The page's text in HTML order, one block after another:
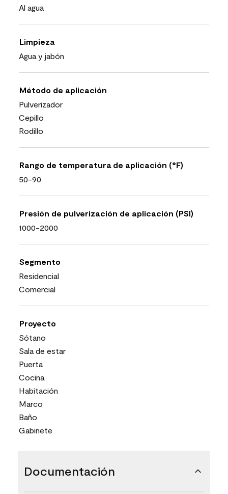
Al agua
Limpieza
Agua y jabón
Método de aplicación
Pulverizador
Cepillo
Rodillo
Rango de temperatura de aplicación (°F)
50-90
Presión de pulverización de aplicación (PSI)
1000-2000
Segmento
Residencial
Comercial
Proyecto
Sótano
Sala de estar
Puerta
Cocina
Habitación
Marco
Baño
Gabinete
Documentación